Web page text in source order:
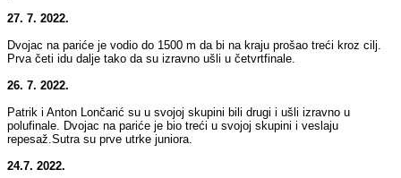
27. 7. 2022.
Dvojac na pariće je vodio do 1500 m da bi na kraju prošao treći kroz cilj.
Prva četi idu dalje tako da su izravno ušli u četvrtfinale.
26. 7. 2022.
Patrik i Anton Lončarić su u svojoj skupini bili drugi i ušli izravno u
polufinale. Dvojac na pariće je bio treći u svojoj skupini i veslaju
repesaž.Sutra su prve utrke juniora.
24.7. 2022.